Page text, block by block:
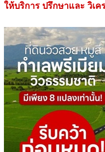
ให้บริการ ปรึกษาและ วิเ